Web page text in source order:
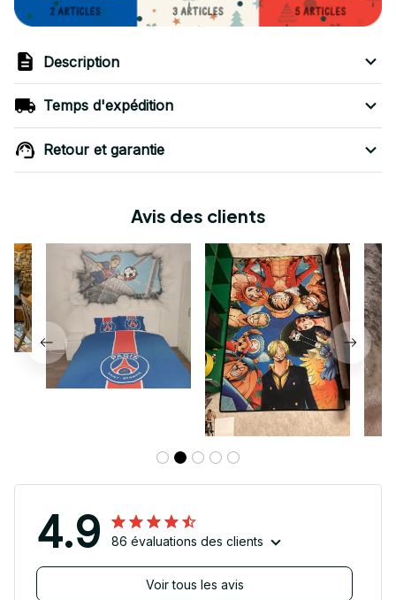
Description
Temps d'expédition
Retour et garantie
Avis des clients
4.9 86 évaluations des clients
Voir tous les avis